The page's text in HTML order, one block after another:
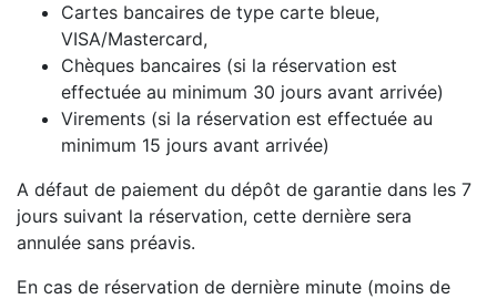
Cartes bancaires de type carte bleue,
VISA/Mastercard,
Chèques bancaires (si la réservation est
effectuée au minimum 30 jours avant arrivée)
Virements (si la réservation est effectuée au
minimum 15 jours avant arrivée)
A défaut de paiement du dépôt de garantie dans les 7
jours suivant la réservation, cette dernière sera
annulée sans préavis.
En cas de réservation de dernière minute (moins de